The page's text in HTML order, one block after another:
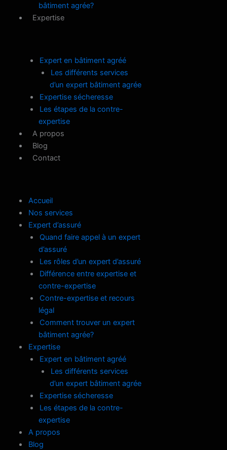
bâtiment agrée?
Expertise
Expert en bâtiment agréé
Les différents services
d’un expert bâtiment agrée
Expertise sécheresse
Les étapes de la contre-
expertise
A propos
Blog
Contact
Accueil
Nos services
Expert d’assuré
Quand faire appel à un expert
d’assuré
Les rôles d’un expert d’assuré
Différence entre expertise et
contre-expertise
Contre-expertise et recours
légal
Comment trouver un expert
bâtiment agrée?
Expertise
Expert en bâtiment agréé
Les différents services
d’un expert bâtiment agrée
Expertise sécheresse
Les étapes de la contre-
expertise
A propos
Blog